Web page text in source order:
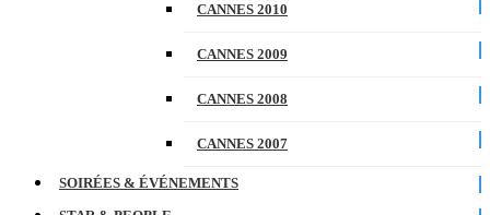
CANNES 2010
CANNES 2009
CANNES 2008
CANNES 2007
SOIRÉES & ÉVÉNEMENTS